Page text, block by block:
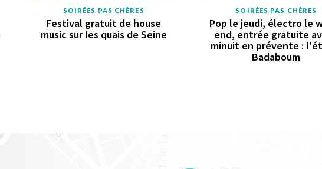
SOIRÉES PAS CHÈRES
Festival gratuit de house
music sur les quais de Seine
SOIRÉES PAS CHÈRES
Pop le jeudi, électro le
end, entrée gratuite
minuit en prévente :
Badaboum